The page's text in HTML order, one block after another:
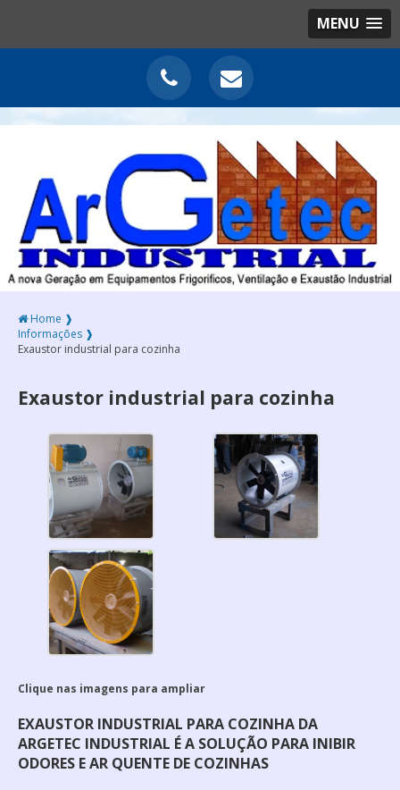
MENU
Home ❱
Informações ❱
Exaustor industrial para cozinha
Exaustor industrial para cozinha
Clique nas imagens para ampliar
EXAUSTOR INDUSTRIAL PARA COZINHA DA
ARGETEC INDUSTRIAL É A SOLUÇÃO PARA INIBIR
ODORES E AR QUENTE DE COZINHAS